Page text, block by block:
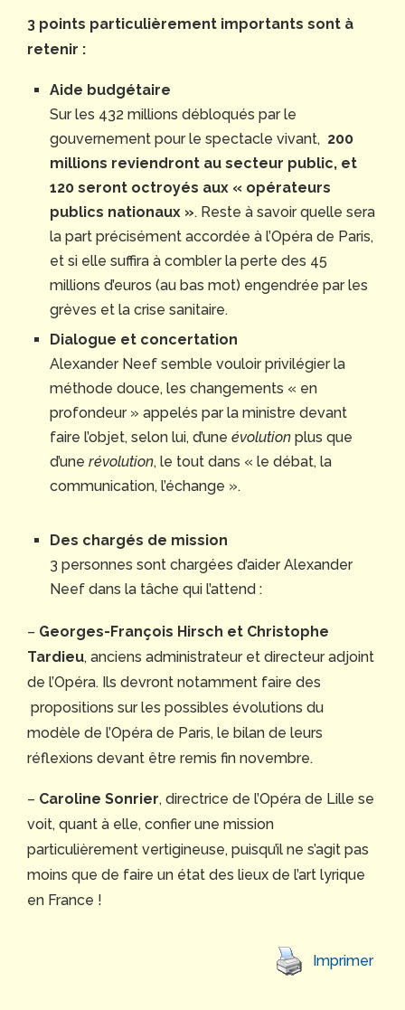
3 points particulièrement importants sont à
retenir :
Aide budgétaire
Sur les 432 millions débloqués par le
gouvernement pour le spectacle vivant, 200
millions reviendront au secteur public, et
120 seront octroyés aux « opérateurs
publics nationaux ». Reste à savoir quelle sera
la part précisément accordée à l’Opéra de Paris,
et si elle suffira à combler la perte des 45
millions d’euros (au bas mot) engendrée par les
grèves et la crise sanitaire.
Dialogue et concertation
Alexander Neef semble vouloir privilégier la
méthode douce, les changements « en
profondeur » appelés par la ministre devant
faire l’objet, selon lui, d’une évolution plus que
d’une révolution, le tout dans « le débat, la
communication, l’échange ».
Des chargés de mission
3 personnes sont chargées d’aider Alexander
Neef dans la tâche qui l’attend :
– Georges-François Hirsch et Christophe
Tardieu, anciens administrateur et directeur adjoint
de l’Opéra. Ils devront notamment faire des
propositions sur les possibles évolutions du
modèle de l’Opéra de Paris, le bilan de leurs
réflexions devant être remis fin novembre.
– Caroline Sonrier, directrice de l’Opéra de Lille se
voit, quant à elle, confier une mission
particulièrement vertigineuse, puisqu’il ne s’agit pas
moins que de faire un état des lieux de l’art lyrique
en France !
Imprimer